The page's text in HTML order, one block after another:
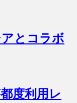
とコラボ
度利用レ